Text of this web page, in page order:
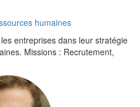
humaines
entreprises dans leur stratégie
Missions : Recrutement,